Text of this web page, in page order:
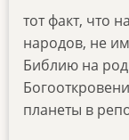
тот факт, что
народов, не
Библию на
планеты в